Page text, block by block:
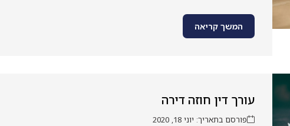
המשך קריאה
עורך דין חוזה דירה
פורסם בתאריך: יוני 18, 2020